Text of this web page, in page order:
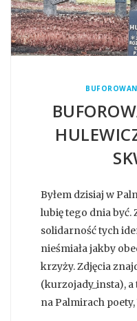
Byłem dzisiaj w
lubię tego dnia być.
solidarność tych
nieśmiała jakby
krzyży. Zdjęcia
(kurzojady_insta),
na Palmirach